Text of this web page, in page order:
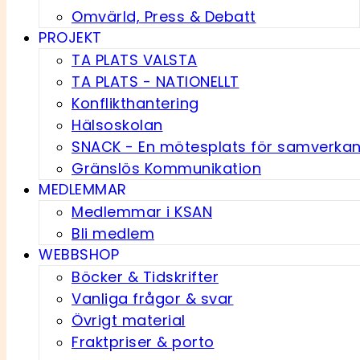
Omvärld, Press & Debatt
PROJEKT
TA PLATS VALSTA
TA PLATS - NATIONELLT
Konflikthantering
Hälsoskolan
SNACK - En möte­splats för
Gränslös Kommunikation
MEDLEMMAR
Medlemmar i KSAN
Bli medlem
WEBBSHOP
Böcker & Tidskrifter
Vanliga frågor & svar
Övrigt material
Fraktpriser & porto